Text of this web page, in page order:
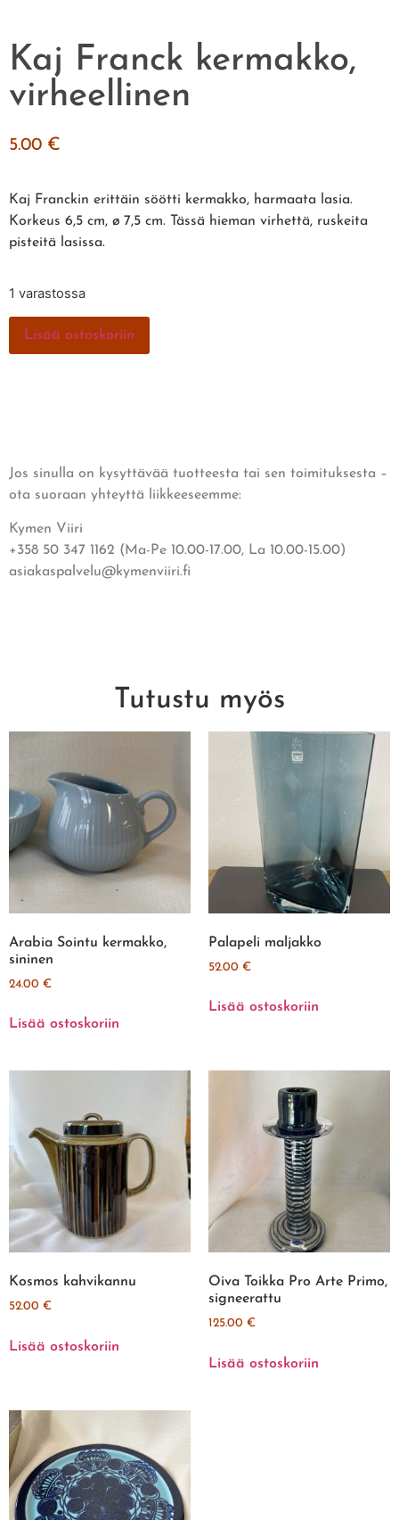
Kaj Franck kermakko,
virheellinen
5.00 €
Kaj Franckin erittäin söötti kermakko, harmaata lasia.
Korkeus 6,5 cm, ø 7,5 cm. Tässä hieman virhettä, ruskeita
pisteitä lasissa.
1 varastossa
Lisää ostoskoriin
Jos sinulla on kysyttävää tuotteesta tai sen toimituksesta –
ota suoraan yhteyttä liikkeeseemme:
Kymen Viiri
+358 50 347 1162 (Ma-Pe 10.00-17.00, La 10.00-15.00)
asiakaspalvelu@kymenviiri.fi
Tutustu myös
Arabia Sointu kermakko,
sininen
24.00 €
Lisää ostoskoriin
Palapeli maljakko
52.00 €
Lisää ostoskoriin
Kosmos kahvikannu
52.00 €
Lisää ostoskoriin
Oiva Toikka Pro Arte Primo,
signeerattu
125.00 €
Lisää ostoskoriin